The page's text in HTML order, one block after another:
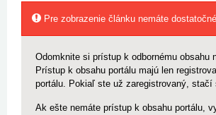
Pre zobrazenie článku nemáte
Odomknite si prístup k odbornému obsahu
Prístup k obsahu portálu majú len
portálu. Pokiaľ ste už zaregistrovaný, stačí
Ak ešte nemáte prístup k obsahu portálu,